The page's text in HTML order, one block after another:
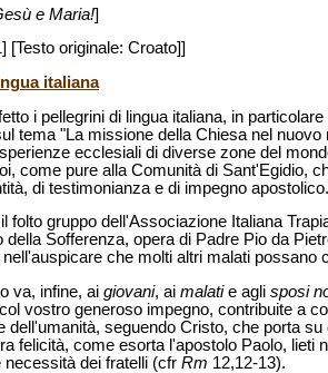
e Maria!]
[Testo originale: Croato]]
italiana
i pellegrini di lingua italiana, in
tema "La missione della Chiesa nel
ecclesiali di diverse zone del
come pure alla Comunità di Sant'Egidio,
di testimonianza e di impegno apostolico.
folto gruppo dell'Associazione Italiana
della Sofferenza, opera di Padre Pio da
che molti altri malati possano
va, infine, ai giovani, ai malatie agli sposi
vostro generoso impegno, contribuite a
dell'umanità, seguendo Cristo, che porta
felicità, come esorta l'apostolo Paolo, lieti
necessità dei fratelli (cfr Rm 12,12-13).